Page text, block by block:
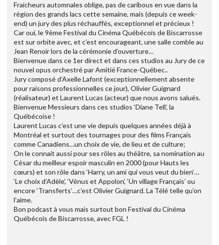
Fraicheurs automnales oblige, pas de caribous en vue dans la
région des grands lacs cette semaine, mais (depuis ce week-
end) un jury des plus réchauffés, exceptionnel et précieux !
Car oui, le 9ème Festival du Cinéma Québécois de Biscarrosse
est sur orbite avec, et c’est encourageant, une salle comble au
Jean Renoir lors de la cérémonie d’ouverture…
Bienvenue dans ce 1er direct et dans ces studios au Jury de ce
nouvel opus orchestré par Amitié France-Québec..
Jury composé d’Axelle Lafont (exceptionnellement absente
pour raisons professionnelles ce jour), Olivier Guignard
(réalisateur) et Laurent Lucas (acteur) que nous avons salués.
Bienvenue Messieurs dans ces studios ‘Diane Tell’, la
Québécoise !
Laurent Lucas c’est une vie depuis quelques années déjà à
Montréal et surtout des tournages pour des films Français
comme Canadiens…un choix de vie, de lieu et de culture;
On le connait aussi pour ses rôles au théâtre, sa nomination au
César du meilleur espoir masculin en 2000 (pour Hauts les
cœurs) et son rôle dans ‘Harry, un ami qui vous veut du bien’…
‘Le choix d’Adèle’, ‘Vénus et Appolon’, ‘Un village Français’ ou
encore ‘Transferts’…c’est Olivier Guignard. La Télé telle qu’on
l’aime.
Bon podcast à vous mais surtout bon Festival du Cinéma
Québécois de Biscarrosse, avec FGL !